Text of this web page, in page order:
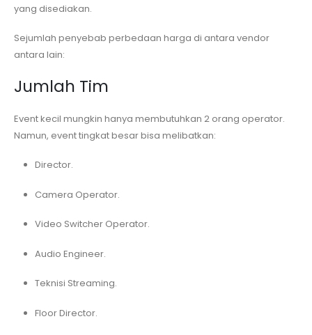
yang disediakan.
Sejumlah penyebab perbedaan harga di antara vendor
antara lain:
Jumlah Tim
Event kecil mungkin hanya membutuhkan 2 orang operator.
Namun, event tingkat besar bisa melibatkan:
Director.
Camera Operator.
Video Switcher Operator.
Audio Engineer.
Teknisi Streaming.
Floor Director.